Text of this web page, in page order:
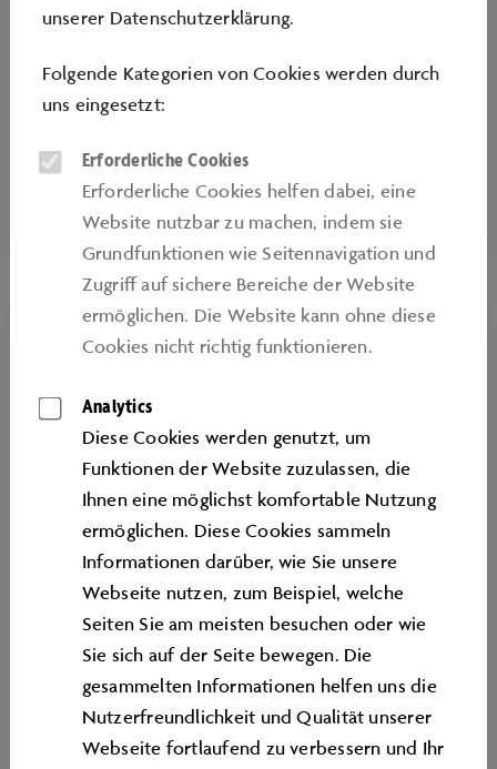
Anbieters)
Zu den Joboptionen
BILDUNG
Ihr Kontakt für alle Fragen rund um unsere
Bildungsangebote – von Workshops für
Schülerinnen und Schüler bis zum
Bildungsurlaub:
unserer Datenschutzerklärung.
Folgende Kategorien von Cookies werden durch
uns eingesetzt:
Erforderliche Cookies
Erforderliche Cookies helfen dabei, eine
Website nutzbar zu machen, indem sie
Grundfunktionen wie Seitennavigation und
Zugriﬀ auf sichere Bereiche der Website
ermöglichen. Die Website kann ohne diese
Cookies nicht richtig funktionieren.
Analytics
Diese Cookies werden genutzt, um
Funktionen der Website zuzulassen, die
Ihnen eine möglichst komfortable Nutzung
ermöglichen. Diese Cookies sammeln
Informationen darüber, wie Sie unsere
Webseite nutzen, zum Beispiel, welche
Seiten Sie am meisten besuchen oder wie
Sie sich auf der Seite bewegen. Die
gesammelten Informationen helfen uns die
Nutzerfreundlichkeit und Qualität unserer
Webseite fortlaufend zu verbessern und Ihr